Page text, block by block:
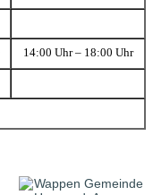
14:00 Uhr – 18:00 Uhr